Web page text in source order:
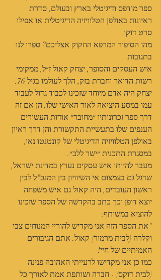
ספר מודפס ודיגיטלי בארץ ובעולם, סדרת
ראיונות באולפן הטלוויזיה הדיגיטלית או אפילו
סרט דוקו.
מהו הסיפור המרפא החקוק אצליכם? ספרו לנו
בתגובות
איש העסקים והסופר, יצחק קאול ז״ל, ממקימי
רשות הדואר וחברת בזק, הלך לעולמו בגיל 76.
יצחק היה אדם מיוחד שזכינו לכבוד גדול לעבוד
עמו במסע היציאה לאור האישי שלו, הן אם זה
דרך ספר זכרונותיו ״מחובר״ אודות העשורים
הענפים שלו בתעשיית התקשורת והן דרך ראיון
באולפן הטלוויזיה הדיגיטלי של קונטנטו נאו,
במסגרת התכנית ״ישר ללב״.
מעבר להיותו איש עסקים נערץ במדינת ישראל,
שדגל גם בצמצום אי השיוויון בין המנכ"ל לבין
ראשון העובדים, היה קאול גם איש משפחה
יוצא דופן וכך כתב בהקדשה של הספר שזכינו
להוציא במשותף:
"את הספר הזה אני מקדיש להוריי המנוחים צבי
וקלרה (לבית מרמור) קאול. אתם הגיבורים
האמיתיים של חיי!
כמו כן אני מקדישו לרעייתי האהובה פנינה
(לבית דוקס) - חברה ושותפת אמת לאורך כל